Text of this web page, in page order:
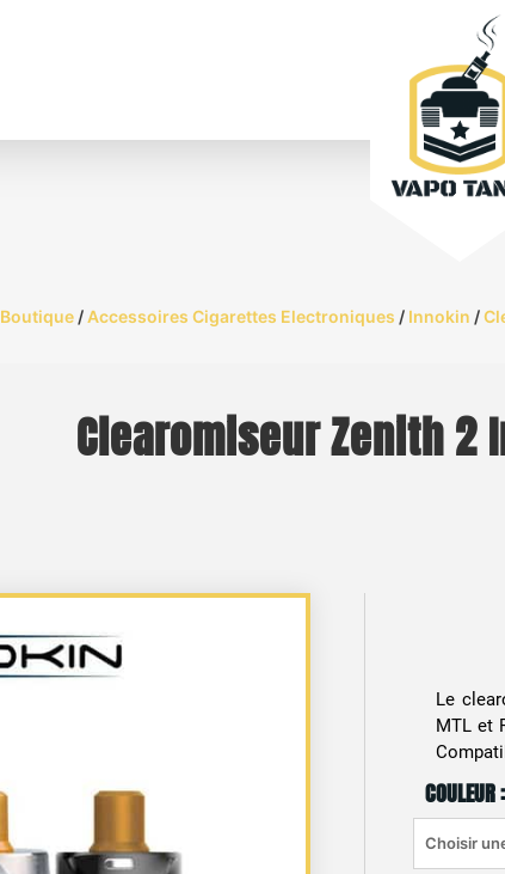
Boutique/ Accessoires Cigarettes Electroniques / Innokin /
Clearomiseur Zenith 2
Le
MTL et
COULEUR :